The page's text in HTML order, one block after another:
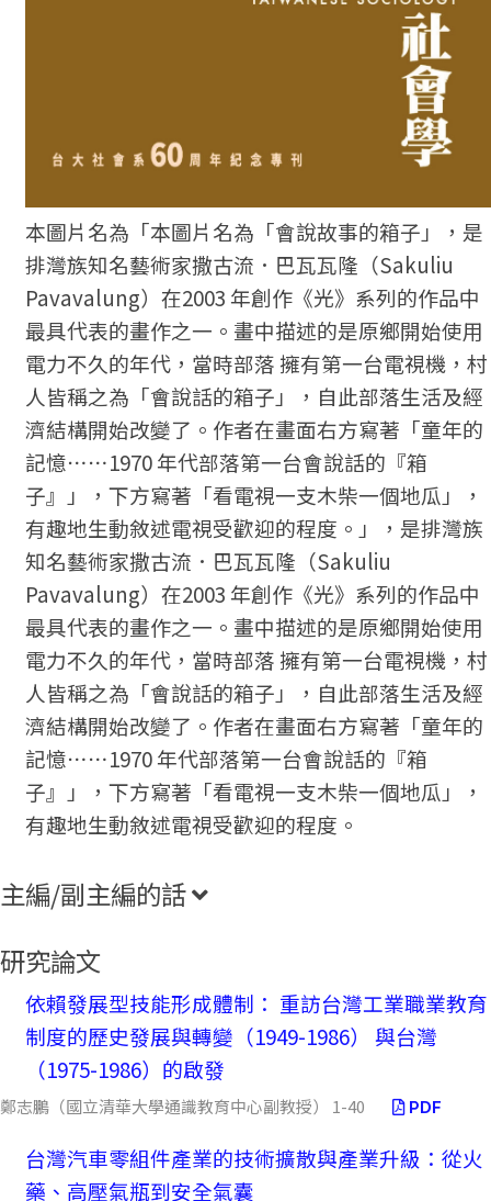
本圖片名為「本圖片名為「會說故事的箱子」，是
排灣族知名藝術家撒古流．巴瓦瓦隆（Sakuliu
Pavavalung）在2003 年創作《光》系列的作品中
最具代表的畫作之一。畫中描述的是原鄉開始使用
電力不久的年代，當時部落 擁有第一台電視機，村
人皆稱之為「會說話的箱子」，自此部落生活及經
濟結構開始改變了。作者在畫面右方寫著「童年的
記憶⋯⋯1970 年代部落第一台會說話的『箱
子』」，下方寫著「看電視一支木柴一個地瓜」，
有趣地生動敘述電視受歡迎的程度。」，是排灣族
知名藝術家撒古流．巴瓦瓦隆（Sakuliu
Pavavalung）在2003 年創作《光》系列的作品中
最具代表的畫作之一。畫中描述的是原鄉開始使用
電力不久的年代，當時部落 擁有第一台電視機，村
人皆稱之為「會說話的箱子」，自此部落生活及經
濟結構開始改變了。作者在畫面右方寫著「童年的
記憶⋯⋯1970 年代部落第一台會說話的『箱
子』」，下方寫著「看電視一支木柴一個地瓜」，
有趣地生動敘述電視受歡迎的程度。
主編/副主編的話
研究論文
依賴發展型技能形成體制： 重訪台灣工業職業教育
制度的歷史發展與轉變（1949-1986） 與台灣
（1975-1986）的啟發
鄭志鵬（國立清華大學通識教育中心副教授） 1-40 PDF
台灣汽車零組件產業的技術擴散與產業升級：從火
藥、高壓氣瓶到安全氣囊